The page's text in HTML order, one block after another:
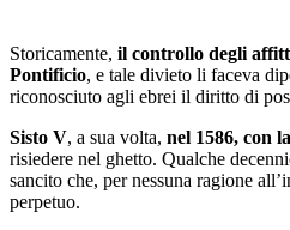
Storicamente, il controllo degli
Pontificio, e tale divieto li faceva
riconosciuto agli ebrei il diritto di
Sisto V, a sua volta, nel 1586, con
risiedere nel ghetto. Qualche
sancito che, per nessuna ragione
perpetuo.